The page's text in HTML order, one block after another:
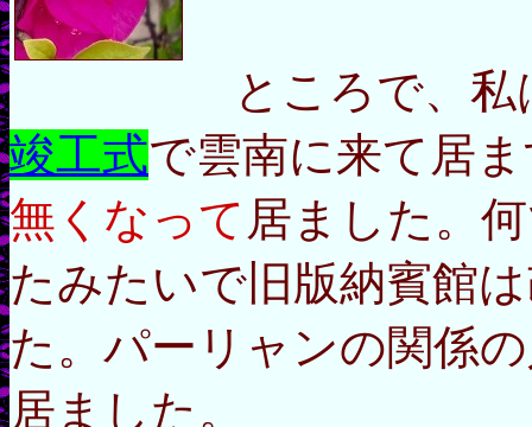
ところで、私
竣工式で雲南に来て居
無くなって 居ました。
たみたいで旧版納賓館
た。パーリャンの関係
居ました。